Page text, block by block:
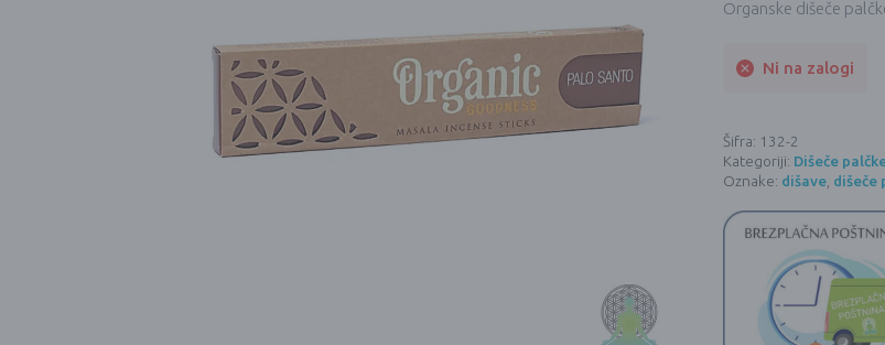
Organske dišeče
Ni na zalogi
Šifra: 132-2
Kategoriji: Dišeče
Oznake: dišave, dišeče